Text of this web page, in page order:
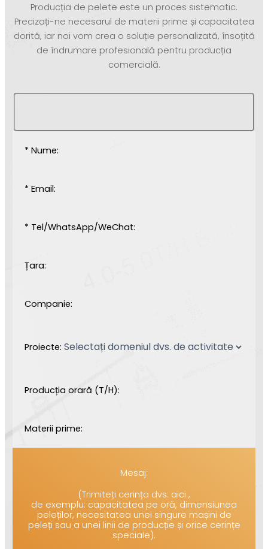
Producția de pelete este un proces sistematic.
Precizați-ne necesarul de materii prime și capacitatea
dorită, iar noi vom crea o soluție personalizată, însoțită
de îndrumare profesională pentru producția
comercială.
* Nume:
* Email:
* Tel/WhatsApp/WeChat:
Țara:
Companie:
Proiecte:
Producția orară (T/H):
Materii prime:
Mesaj:
(Trimiteți cerința dvs. aici ,
de exemplu: capacitatea pe oră, dimensiunea
peleților, necesitatea unei singure mașini de
peleți sau a unei linii de producție și orice cerințe
speciale).